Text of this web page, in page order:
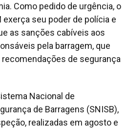
Como pedido de urgência, o
exerça seu poder de polícia e
as sanções cabíveis aos
pela barragem, que
de segurança
Nacional de
de Barragens (SNISB),
realizadas em agosto e